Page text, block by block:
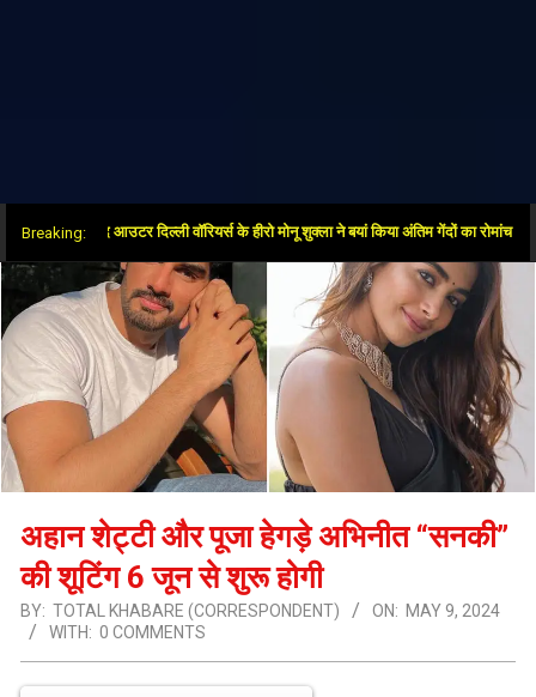
Breaking:
के बाद आउटर दिल्ली वॉरियर्स के हीरो मोनू शुक्ला ने बयां किया अंतिम गेंदों का रोमांच
अहान शेट्टी और पूजा हेगड़े अभिनीत “सनकी”
की शूटिंग 6 जून से शुरू होगी
BY: TOTAL KHABARE (CORRESPONDENT) ON: MAY 9, 2024
WITH: 0 COMMENTS